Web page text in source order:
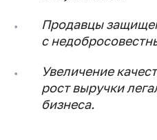
Продавцы
с
Увеличение
рост выручки
бизнеса.